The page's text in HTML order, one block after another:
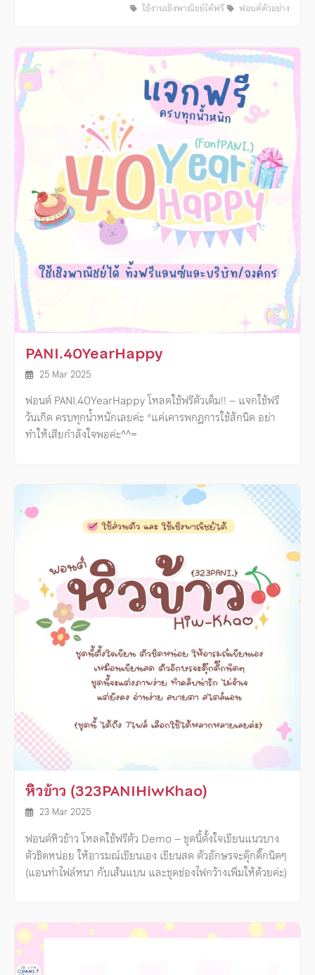
ใช้งานเชิงพาณิชย์ได้ฟรี ฟอนต์ตัวอย่าง
PANI.40YearHappy
25 Mar 2025
ฟอนต์ PANI.40YearHappy โหลดใช้ฟรีตัวเต็ม!! – แจกใช้ฟรี
วันเกิด ครบทุกน้ำหนักเลยค่ะ *แค่เคารพกฎการใช้สักนิด อย่า
ทำให้เสียกำลังใจพอค่ะ^^=
หิวข้าว (323PANIHiwKhao)
23 Mar 2025
ฟอนต์หิวข้าว โหลดใช้ฟรีตัว Demo – ชุดนี้ตั้งใจเขียนแนวบาง
ตัวชิดหน่อย ให้อารมณ์เขียนเอง เขียนสด ตัวอักษรจะดุ๊กดิ๊กนิดๆ
(แอนทำไฟล์หนา กับเส้นแบน และชุดช่องไฟกว้างเพิ่มให้ด้วยค่ะ)